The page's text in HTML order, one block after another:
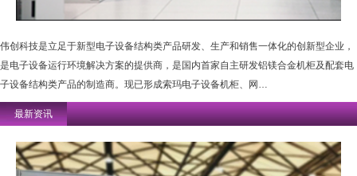
伟创科技是立足于新型电子设备结构类产品研发、生产和销售一体化的创新型企业，
是电子设备运行环境解决方案的提供商，是国内首家自主研发铝镁合金机柜及配套电
子设备结构类产品的制造商。现已形成索玛电子设备机柜、网…
最新资讯